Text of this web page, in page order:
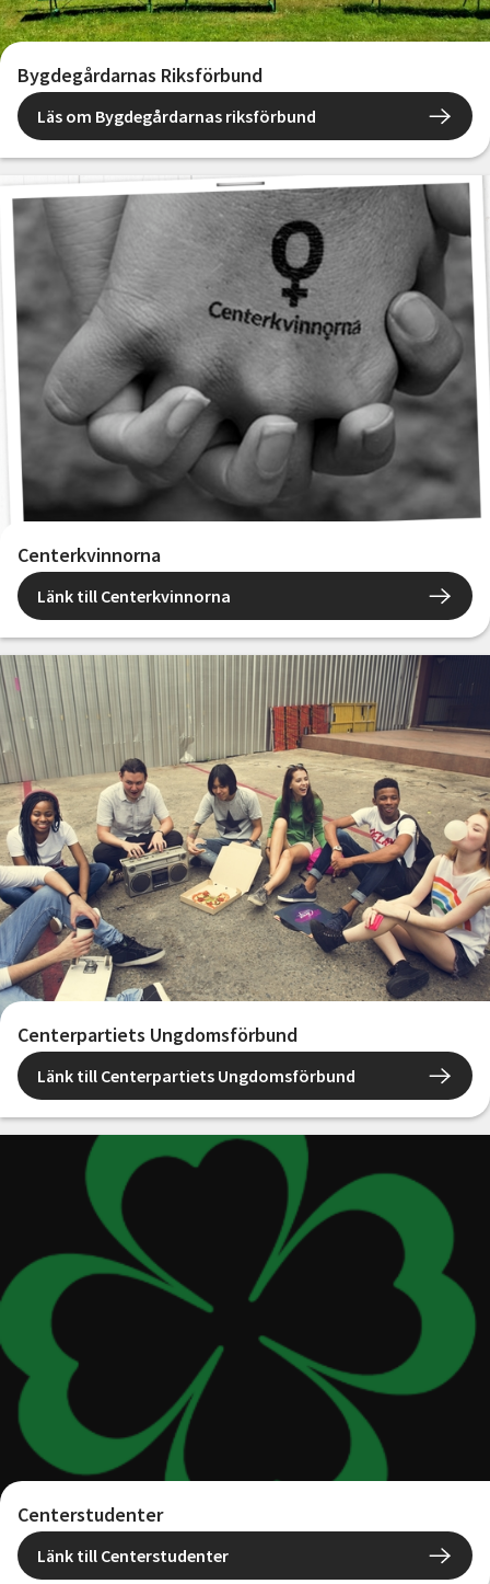
Bygdegårdarnas Riksförbund
Läs om Bygdegårdarnas riksförbund
Centerkvinnorna
Länk till Centerkvinnorna
Centerpartiets Ungdomsförbund
Länk till Centerpartiets Ungdomsförbund
Centerstudenter
Länk till Centerstudenter